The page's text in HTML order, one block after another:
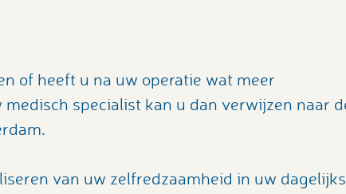
of heeft u na uw operatie wat meer
specialist kan u dan verwijzen naar
van uw zelfredzaamheid in uw dagelijks